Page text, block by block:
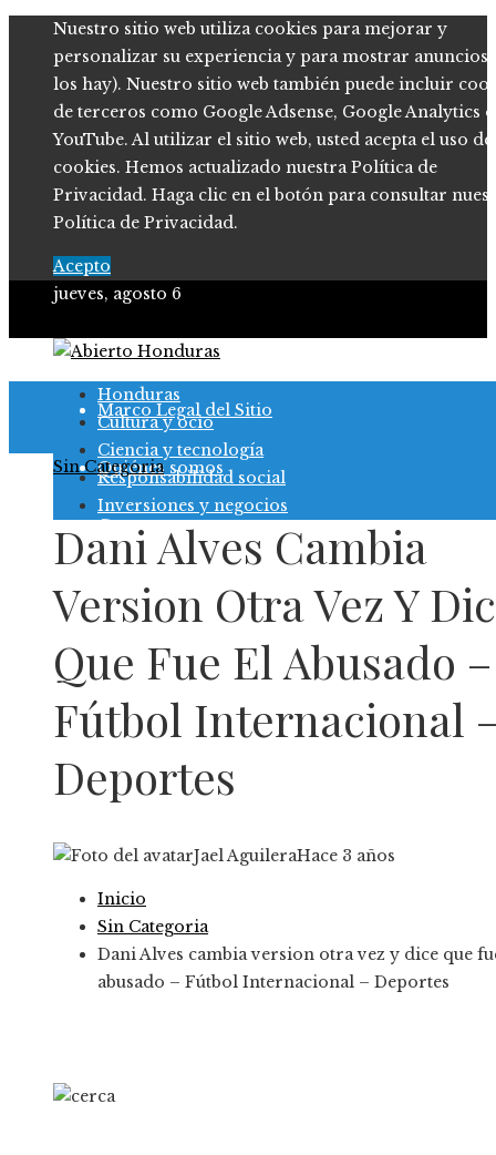
Nuestro sitio web utiliza cookies para mejorar y
personalizar su experiencia y para mostrar anuncios
los hay). Nuestro sitio web también puede incluir
de terceros como Google Adsense, Google Analytics o
YouTube. Al utilizar el sitio web, usted acepta el uso de
cookies. Hemos actualizado nuestra Política de
Privacidad. Haga clic en el botón para consultar
Política de Privacidad.
Acepto
jueves, agosto 6
Política de Privacidad
Marco Legal del Sitio
Quiénes somos
Contacto
Honduras
Cultura y ocio
Ciencia y tecnología
Responsabilidad social
Inversiones y negocios
Sin Categoria
Dani Alves Cambia
Version Otra Vez Y
Que Fue El Abusado –
Fútbol Internacional
Deportes
Jael AguileraHace 3 años
Inicio
Sin Categoria
Dani Alves cambia version otra vez y dice que
abusado – Fútbol Internacional – Deportes